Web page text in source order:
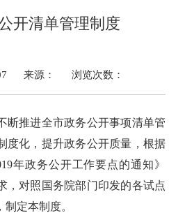
开清单管理制度
来源： 浏览次数：
断推进全市政务公开事项清单管
度化，提升政务公开质量，根据
年政务公开工作要点的通知》
，对照国务院部门印发的各试点
定本制度。